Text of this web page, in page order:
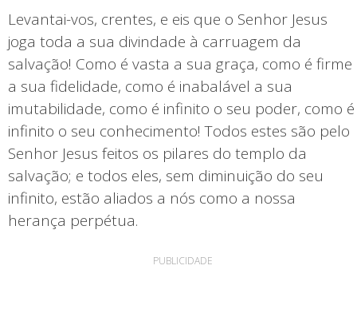
Levantai-vos, crentes, e eis que o Senhor Jesus
joga toda a sua divindade à carruagem da
salvação! Como é vasta a sua graça, como é firme
a sua fidelidade, como é inabalável a sua
imutabilidade, como é infinito o seu poder, como é
infinito o seu conhecimento! Todos estes são pelo
Senhor Jesus feitos os pilares do templo da
salvação; e todos eles, sem diminuição do seu
infinito, estão aliados a nós como a nossa
herança perpétua.
PUBLICIDADE